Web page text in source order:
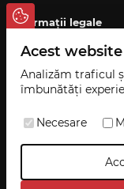
Acest
Analizăm traficul
îmbunătăți
Necesare
Informații legale
Termeni și condiții
Politica de
Politică de ridicare
Livrare și retur
©2026GICA v1.3.5,